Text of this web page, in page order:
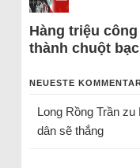
Hàng triệu
thành chuột
NEUESTE
Long Rồng Trầnzu
dân sẽ thắng